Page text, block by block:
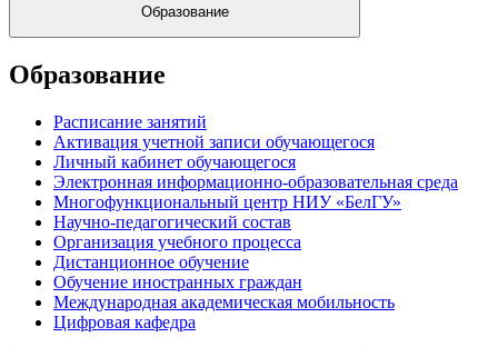
Образование
Образование
Расписание занятий
Активация учетной записи обучающегося
Личный кабинет обучающегося
Электронная информационно-образовательная среда
Многофункциональный центр НИУ «БелГУ»
Научно-педагогический состав
Организация учебного процесса
Дистанционное обучение
Обучение иностранных граждан
Международная академическая мобильность
Цифровая кафедра